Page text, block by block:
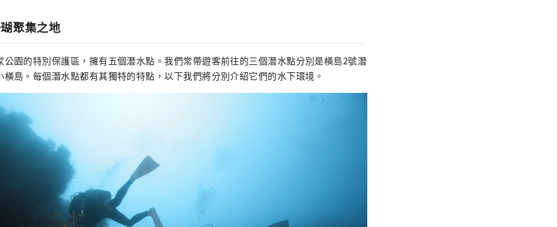
聚集之地
公園的特別保護區，擁有五個潛水點。我們常帶遊客前往的三個潛水點分別是橫島2號潛
橫島。每個潛水點都有其獨特的特點，以下我們將分別介紹它們的水下環境。